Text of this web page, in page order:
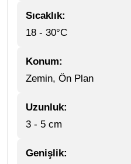
Sıcaklık:
18 - 30°C
Konum:
Zemin, Ön Plan
Uzunluk:
3 - 5 cm
Genişlik: